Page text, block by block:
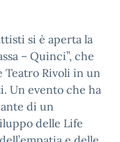
si è aperta la
– Quinci”, che
Teatro Rivoli in un
Un evento che ha
di un
delle Life